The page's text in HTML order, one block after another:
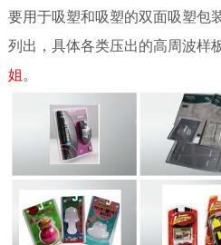
要用于吸塑和吸塑的双面吸塑包
列出，具体各类压出的高周波样
姐 。